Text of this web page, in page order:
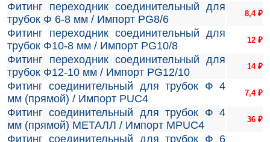
Фитинг переходник соединительный для
трубок Ф 6-8 мм / Импорт PG8/6
8,4 ₽
Фитинг переходник соединительный для
трубок Ф10-8 мм / Импорт PG10/8
12 ₽
Фитинг переходник соединительный для
трубок Ф12-10 мм / Импорт PG12/10
14 ₽
Фитинг соединительный для трубок Ф 4
мм (прямой) / Импорт PUC4
7,4 ₽
Фитинг соединительный для трубок Ф 4
мм (прямой) МЕТАЛЛ / Импорт MPUC4
36 ₽
Фитинг соединительный для трубок Ф 6